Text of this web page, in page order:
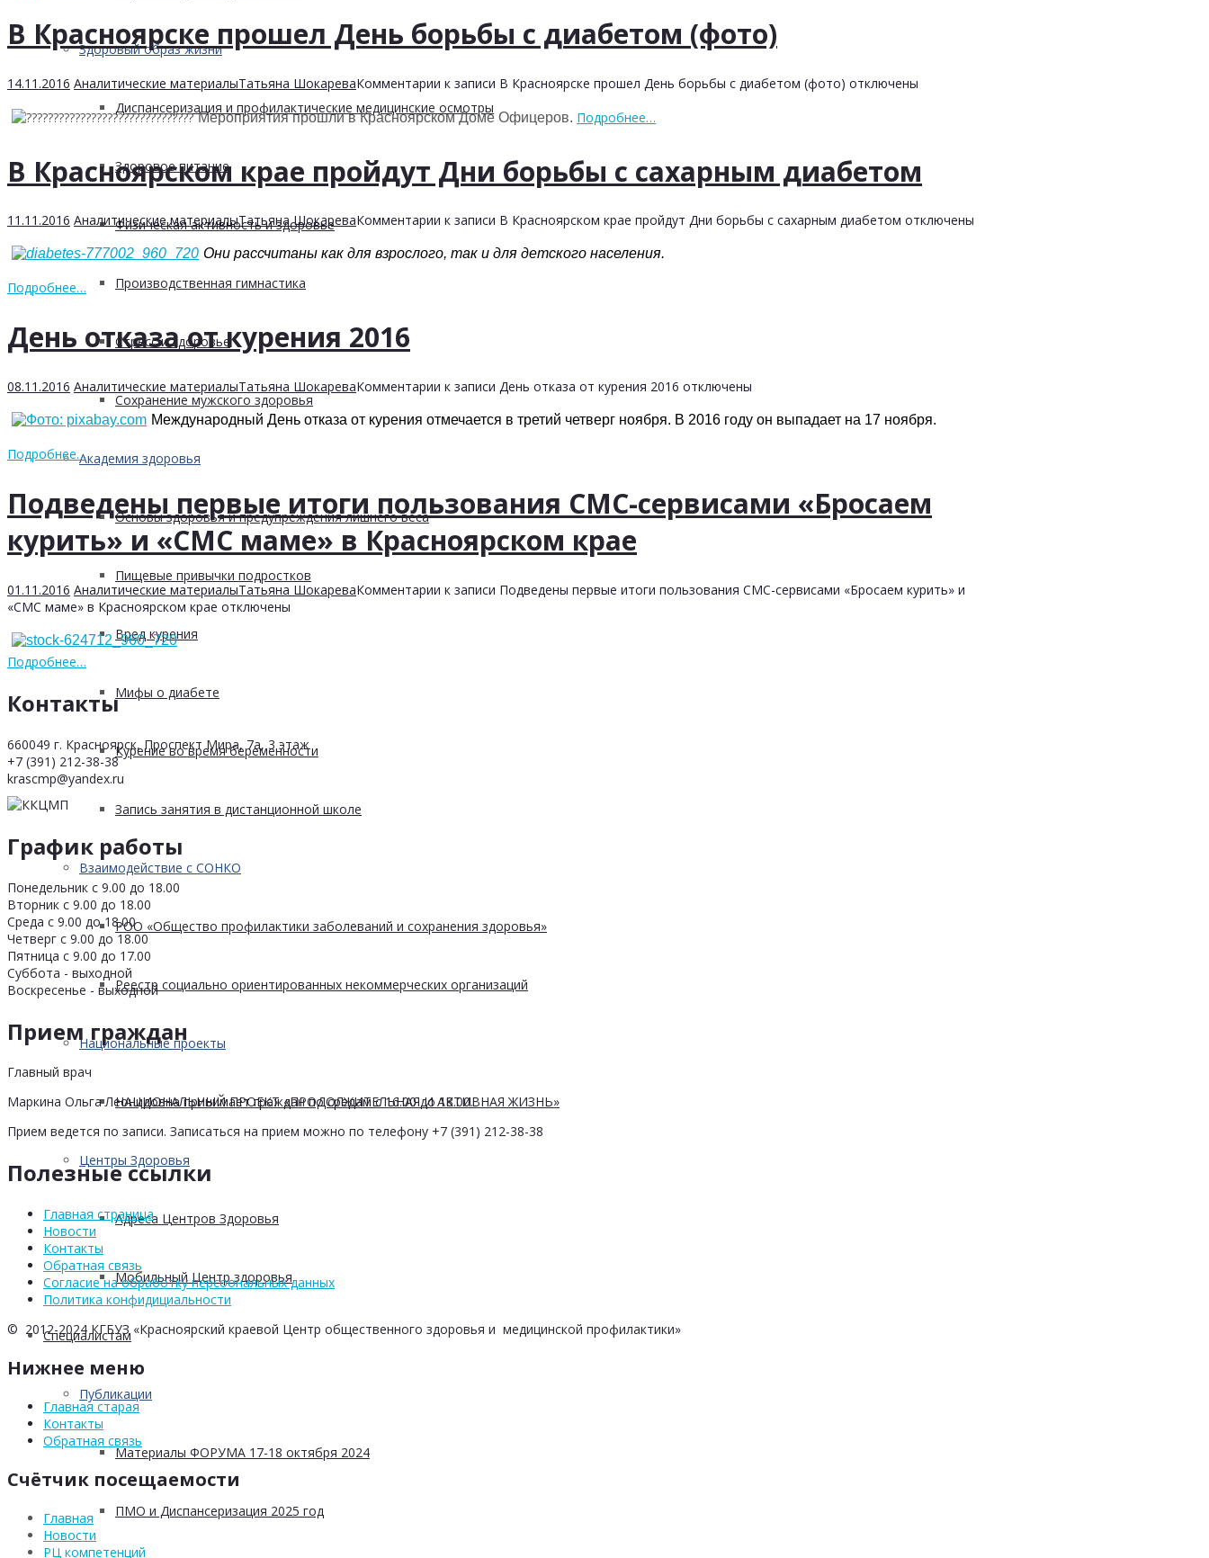
Здоровый образ жизни
Диспансеризация и профилактические медицинские осмотры
Здоровое питание
Физическая активность и здоровье
Производственная гимнастика
Стресс и здоровье
Сохранение мужского здоровья
Академия здоровья
Основы здоровья и предупреждения лишнего веса
Пищевые привычки подростков
Вред курения
Мифы о диабете
Курение во время беременности
Запись занятия в дистанционной школе
Взаимодействие с СОНКО
РОО «Общество профилактики заболеваний и сохранения здоровья»
Реестр социально ориентированных некоммерческих организаций
Национальные проекты
НАЦИОНАЛЬНЫЙ ПРОЕКТ «ПРОДОЛЖИТЕЛЬНАЯ И АКТИВНАЯ ЖИЗНЬ»
Центры Здоровья
Адреса Центров Здоровья
Мобильный Центр здоровья
Cпециалистам
Публикации
Материалы ФОРУМА 17-18 октября 2024
ПМО и Диспансеризация 2025 год
В Красноярске прошел День борьбы с диабетом (фото)
14.11.2016 Аналитические материалыТатьяна ШокареваКомментарии к записи В Красноярске прошел День борьбы с диабетом (фото) отключены
Мероприятия прошли в Красноярском Доме Офицеров. Подробнее…
В Красноярском крае пройдут Дни борьбы с сахарным диабетом
11.11.2016 Аналитические материалыТатьяна ШокареваКомментарии к записи В Красноярском крае пройдут Дни борьбы с сахарным диабетом отключены
Они рассчитаны как для взрослого, так и для детского населения.
Подробнее…
День отказа от курения 2016
08.11.2016 Аналитические материалыТатьяна ШокареваКомментарии к записи День отказа от курения 2016 отключены
Международный День отказа от курения отмечается в третий четверг ноября. В 2016 году он выпадает на 17 ноября.
Подробнее…
Подведены первые итоги пользования СМС-сервисами «Бросаем
курить» и «СМС маме» в Красноярском крае
01.11.2016 Аналитические материалыТатьяна ШокареваКомментарии к записи Подведены первые итоги пользования СМС-сервисами «Бросаем курить» и
«СМС маме» в Красноярском крае отключены
Подробнее…
Контакты
660049 г. Красноярск, Проспект Мира, 7а, 3 этаж
+7 (391) 212-38-38
krascmp@yandex.ru
График работы
Понедельник с 9.00 до 18.00
Вторник с 9.00 до 18.00
Среда с 9.00 до 18.00
Четверг с 9.00 до 18.00
Пятница с 9.00 до 17.00
Суббота - выходной
Воскресенье - выходной
Прием граждан
Главный врач
Маркина Ольга Леонидовна принимает граждан по средам с 16.00 до 18.00.
Прием ведется по записи. Записаться на прием можно по телефону +7 (391) 212-38-38
Полезные ссылки
Главная страница
Новости
Контакты
Обратная связь
Согласие на обработку персоональных данных
Политика конфидициальности
© 2012-2024 КГБУЗ «Красноярский краевой Центр общественного здоровья и медицинской профилактики»
Нижнее меню
Главная старая
Контакты
Обратная связь
Счётчик посещаемости
Главная
Новости
РЦ компетенций